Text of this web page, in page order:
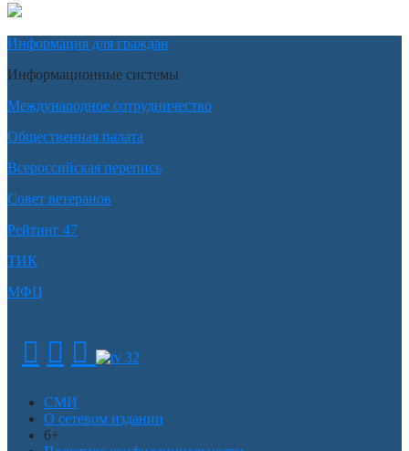
Информация для граждан
Информационные системы
Международное сотрудничество
Общественная палата
Всероссийская перепись
Совет ветеранов
Рейтинг 47
ТИК
МФЦ
СМИ
О сетевом издании
6+